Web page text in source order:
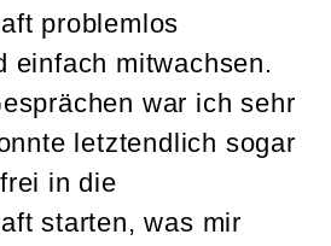
problemlos
einfach mitwachsen.
war ich sehr
letztendlich sogar
in die
starten, was mir